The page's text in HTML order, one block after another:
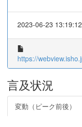
2023-06-23 13:19:12
https://
言及状況
変動（ピーク前後）